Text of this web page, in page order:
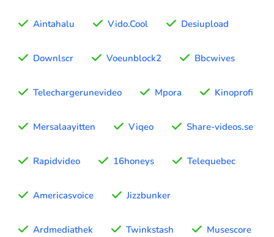
Aintahalu Vido.Cool Desiupload
Downlscr Voeunblock2 Bbcwives
Telechargerunevideo Mpora Kinoprofi
Mersalaayitten Viqeo Share-videos.se
Rapidvideo 16honeys Telequebec
Americasvoice Jizzbunker
Ardmediathek Twinkstash Musescore